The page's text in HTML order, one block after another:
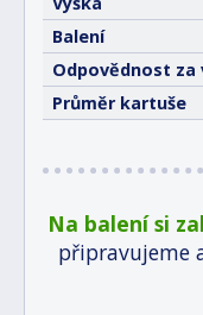
Balení
Odpovědnost za
Průměr kartuše
Na balení si
připravujeme